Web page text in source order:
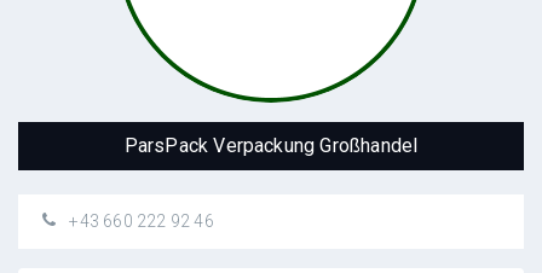
ParsPack Verpackung Großhandel
+43 660 222 92 46